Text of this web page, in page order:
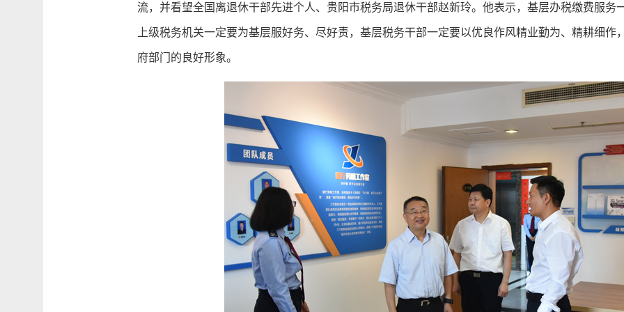
流，并看望全国离退休干部先进个人、贵阳市税务局退休干部赵新玲。他表示，基层办税缴费服务
上级税务机关一定要为基层服好务、尽好责，基层税务干部一定要以优良作风精业勤为、精耕细作
府部门的良好形象。